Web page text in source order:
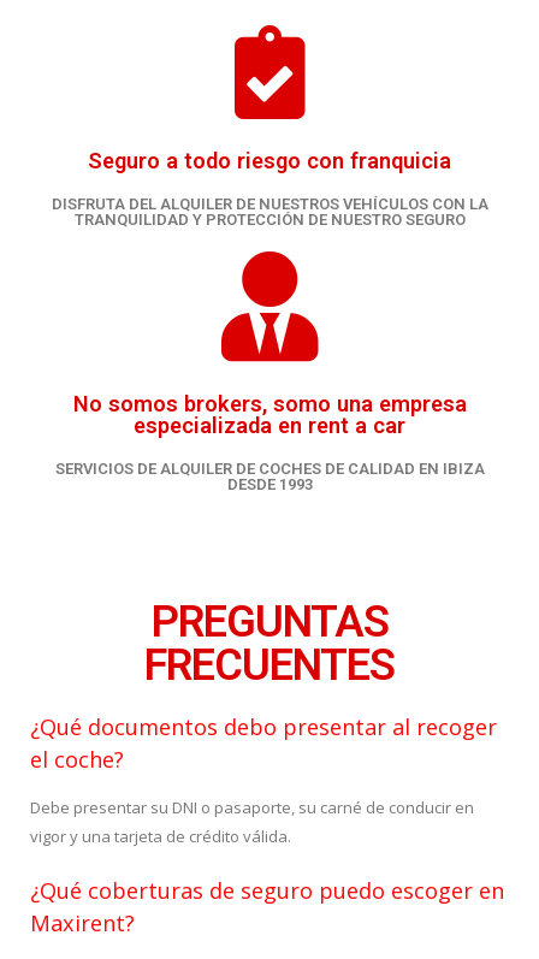
Seguro a todo riesgo con franquicia
DISFRUTA DEL ALQUILER DE NUESTROS VEHÍCULOS CON LA
TRANQUILIDAD Y PROTECCIÓN DE NUESTRO SEGURO
No somos brokers, somo una empresa
especializada en rent a car
SERVICIOS DE ALQUILER DE COCHES DE CALIDAD EN IBIZA
DESDE 1993
PREGUNTAS
FRECUENTES
¿Qué documentos debo presentar al recoger
el coche?
Debe presentar su DNI o pasaporte, su carné de conducir en
vigor y una tarjeta de crédito válida.
¿Qué coberturas de seguro puedo escoger en
Maxirent?